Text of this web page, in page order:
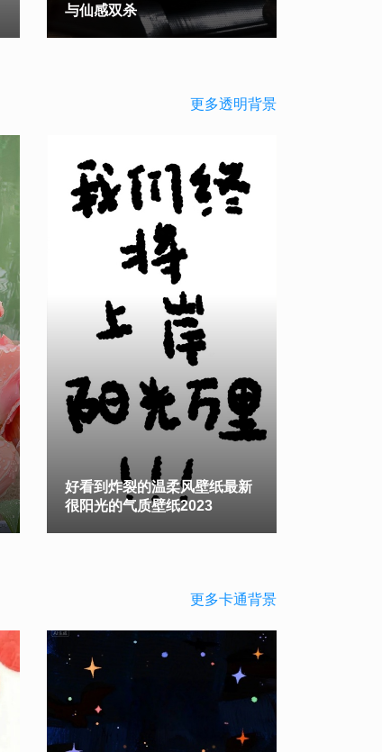
与仙感双杀
更多透明背景
好看到炸裂的温柔风壁纸最新
很阳光的气质壁纸2023
更多卡通背景